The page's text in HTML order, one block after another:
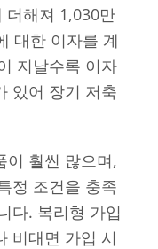
더해져 1,030만
대한 이자를 계
지날수록 이자
있어 장기 저축
이 훨씬 많으며,
정 조건을 충족
다. 복리형 가입
비대면 가입 시